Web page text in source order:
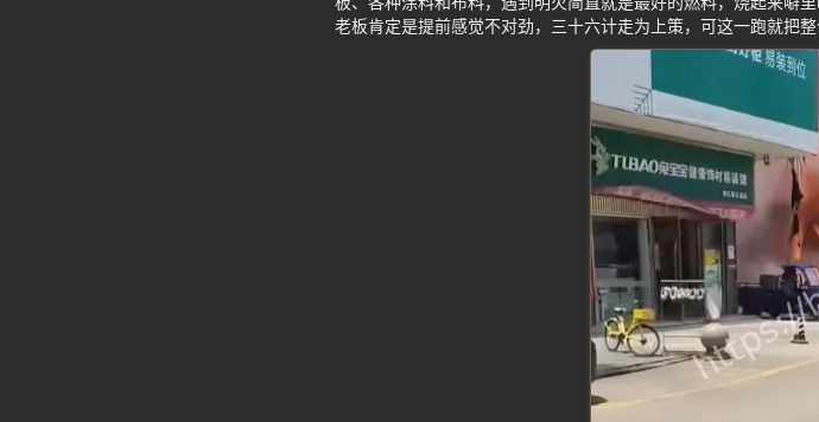
老板肯定是提前感觉不对劲，三十六计走为上策，可这一跑就把整